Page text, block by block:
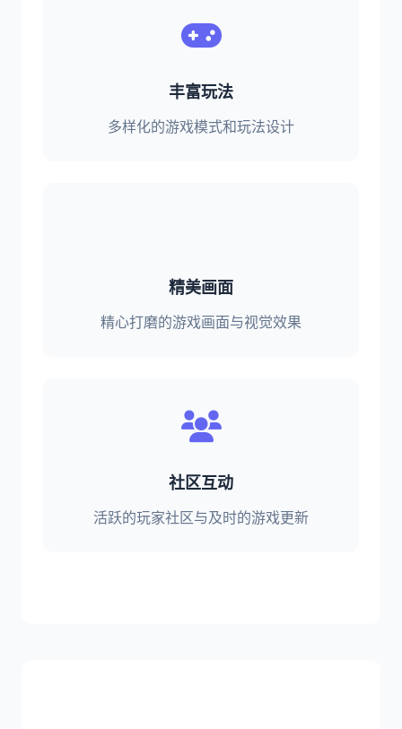
丰富玩法
多样化的游戏模式和玩法设计
精美画面
精心打磨的游戏画面与视觉效果
社区互动
活跃的玩家社区与及时的游戏更新